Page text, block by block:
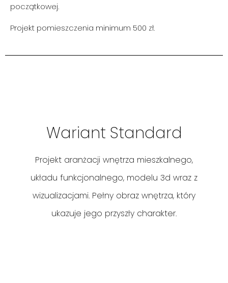
początkowej.
Projekt pomieszczenia minimum 500 zł.
Wariant Standard
Projekt aranżacji wnętrza mieszkalnego,
układu funkcjonalnego, modelu 3d wraz z
wizualizacjami. Pełny obraz wnętrza, który
ukazuje jego przyszły charakter.
Standard
130 zł za m2
kuchnia, jadalnia, salon, sypialnia, garderoba,
pokoje dzieci, itp.
łazienka, toaleta - 150 zł/m2